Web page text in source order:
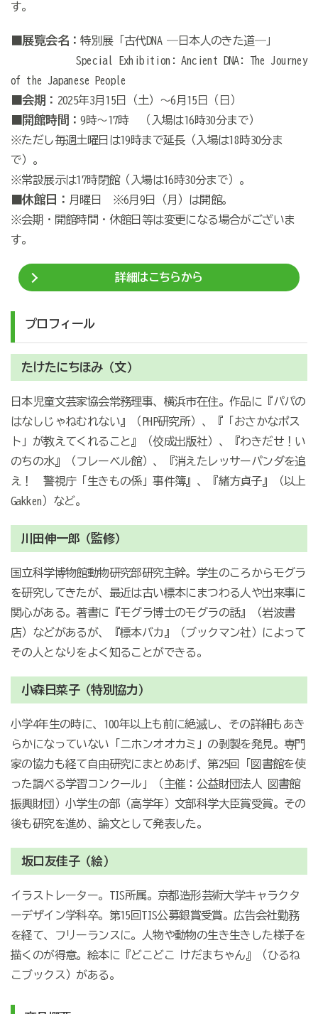
す。
■展覧会名：特別展「古代DNA ―日本人のきた道―」
Special Exhibition: Ancient DNA: The Journey
of the Japanese People
■会期： 2025年3月15日（土）～6月15日（日）
■開館時間：9時〜17時 （入場は16時30分まで）
※ただし毎週土曜日は19時まで延長（入場は18時30分ま
で）。
※常設展示は17時閉館（入場は16時30分まで）。
■休館日： 月曜日 ※6月9日（月）は開館。
※会期・開館時間・休館日等は変更になる場合がございま
す。
詳細はこちらから
プロフィール
たけたにちほみ（文）
日本児童文芸家協会常務理事、横浜市在住。作品に『パパの
はなしじゃねむれない』（PHP研究所）、『「おさかなポス
ト」が教えてくれること』（佼成出版社）、『わきだせ！い
のちの水』（フレーベル館）、『消えたレッサーパンダを追
え！ 警視庁「生きもの係」事件簿』、『緒方貞子』（以上
Gakken）など。
川田伸一郎（監修）
国立科学博物館動物研究部研究主幹。学生のころからモグラ
を研究してきたが、最近は古い標本にまつわる人や出来事に
関心がある。著書に『モグラ博士のモグラの話』（岩波書
店）などがあるが、『標本バカ』（ブックマン社）によって
その人となりをよく知ることができる。
小森日菜子（特別協力）
小学4年生の時に、100年以上も前に絶滅し、その詳細もあき
らかになっていない「ニホンオオカミ」の剥製を発見。専門
家の協力も経て自由研究にまとめあげ、第25回「図書館を使
った調べる学習コンクール」（主催：公益財団法人 図書館
振興財団）小学生の部（高学年）文部科学大臣賞受賞。その
後も研究を進め、論文として発表した。
坂口友佳子（絵）
イラストレーター。TIS所属。京都造形芸術大学キャラクタ
ーデザイン学科卒。第15回TIS公募銀賞受賞。広告会社勤務
を経て、フリーランスに。人物や動物の生き生きした様子を
描くのが得意。絵本に『どこどこ けだまちゃん』（ひるね
こブックス）がある。